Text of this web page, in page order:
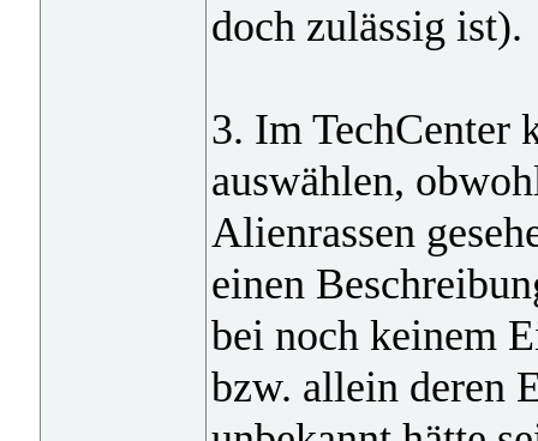
doch zulässig ist).
3. Im TechCenter
auswählen,
Alienrassen
einen
bei noch keinem
bzw. allein deren